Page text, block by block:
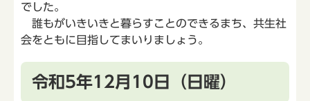
でした。
誰もがいきいきと暮らすことのできるまち、共生社
会をともに目指してまいりましょう。
令和5年12月10日（日曜）